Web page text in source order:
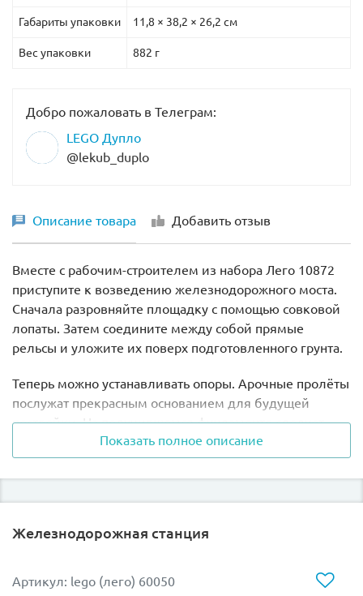
совместимы с поездами Дупло, выпущенными до
Для работы локомотива необходимы 4 батарейки АА
(не входят в комплект).
Габариты упаковки 11,8 × 38,2 × 26,2 см
Вес упаковки 882 г
Добро пожаловать в Телеграм:
LEGO Дупло
@lekub_duplo
Описание товара Добавить отзыв
Вместе с рабочим-строителем из набора Лего 10872
приступите к возведению железнодорожного моста.
Сначала разровняйте площадку с помощью совковой
лопаты. Затем соедините между собой прямые
рельсы и уложите их поверх подготовленного грунта.
Теперь можно устанавливать опоры. Арочные пролёты
послужат прекрасным основанием для будущей
постройки. На получившемся фундаменте следует
закрепить наклонные рельсы. Плотно прилегая друг к
другу, они сформируют прочный мост, по которому
сможет проехать даже грузовой поезд.
- наклонные рельсы (2+2 шт.)
Показать полное описание
Железнодорожная станция
Артикул: lego (лего) 60050